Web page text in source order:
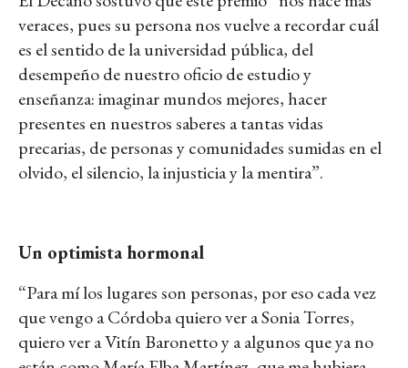
veraces, pues su persona nos vuelve a recordar cuál
es el sentido de la universidad pública, del
desempeño de nuestro oficio de estudio y
enseñanza: imaginar mundos mejores, hacer
presentes en nuestros saberes a tantas vidas
precarias, de personas y comunidades sumidas en el
olvido, el silencio, la injusticia y la mentira”.
Un optimista hormonal
“Para mí los lugares son personas, por eso cada vez
que vengo a Córdoba quiero ver a Sonia Torres,
quiero ver a Vitín Baronetto y a algunos que ya no